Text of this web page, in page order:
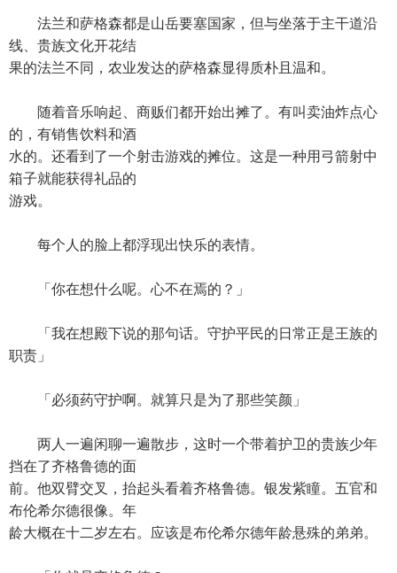
法兰和萨格森都是山岳要塞国家，但与坐落于主干道沿
线、贵族文化开花结
果的法兰不同，农业发达的萨格森显得质朴且温和。
随着音乐响起、商贩们都开始出摊了。有叫卖油炸点心
的，有销售饮料和酒
水的。还看到了一个射击游戏的摊位。这是一种用弓箭射中
箱子就能获得礼品的
游戏。
每个人的脸上都浮现出快乐的表情。
「你在想什么呢。心不在焉的？」
「我在想殿下说的那句话。守护平民的日常正是王族的
职责」
「必须药守护啊。就算只是为了那些笑颜」
两人一遍闲聊一遍散步，这时一个带着护卫的贵族少年
挡在了齐格鲁德的面
前。他双臂交叉，抬起头看着齐格鲁德。银发紫瞳。五官和
布伦希尔德很像。年
龄大概在十二岁左右。应该是布伦希尔德年龄悬殊的弟弟。